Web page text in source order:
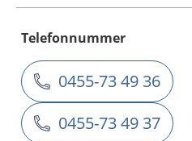
Telefonnummer
0455-73 49 36
0455-73 49 37